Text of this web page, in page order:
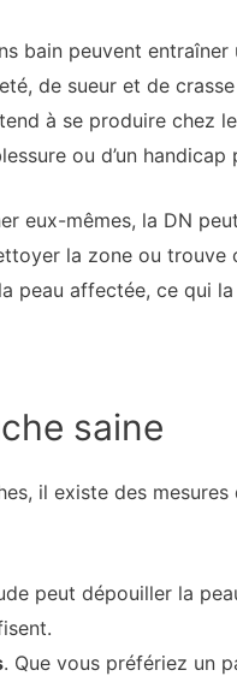
bain peuvent
de sueur et de
à se produire chez
ou d’un handicap
eux-mêmes, la DN
la zone ou
peau affectée, ce qui
saine
il existe des
peut dépouiller la
. Que vous préfériez un